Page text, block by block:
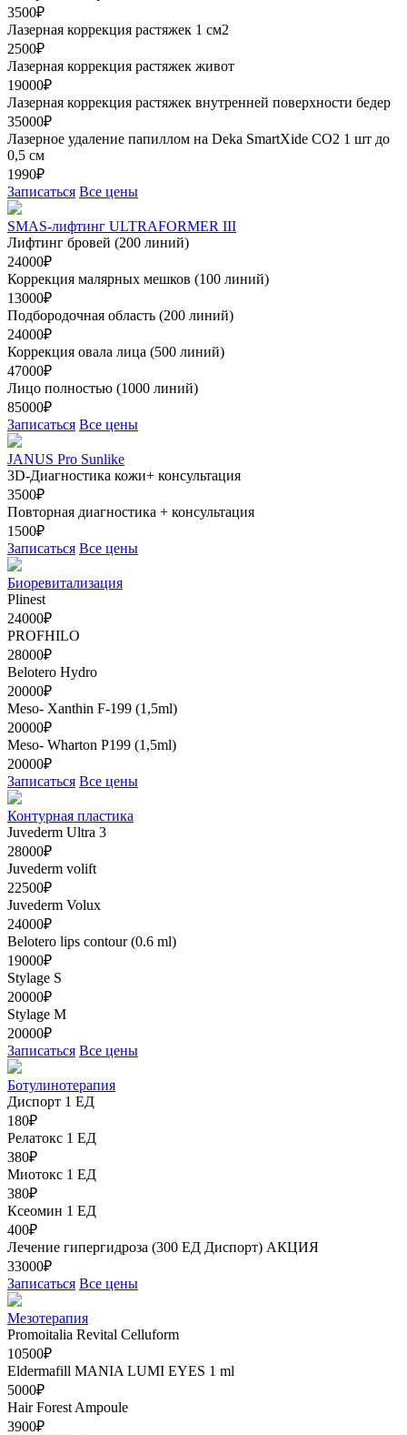
3500₽
Лазерная коррекция растяжек 1 см2
2500₽
Лазерная коррекция растяжек живот
19000₽
Лазерная коррекция растяжек внутренней поверхности бедер
35000₽
Лазерное удаление папиллом на Deka SmartXide CO2 1 шт до
0,5 см
1990₽
Записаться Все цены
SMAS-лифтинг ULTRAFORMER III
Лифтинг бровей (200 линий)
24000₽
Коррекция малярных мешков (100 линий)
13000₽
Подбородочная область (200 линий)
24000₽
Коррекция овала лица (500 линий)
47000₽
Лицо полностью (1000 линий)
85000₽
Записаться Все цены
JANUS Pro Sunlike
3D-Диагностика кожи+ консультация
3500₽
Повторная диагностика + консультация
1500₽
Записаться Все цены
Биоревитализация
Plinest
24000₽
PROFHILO
28000₽
Belotero Hydro
20000₽
Meso- Xanthin F-199 (1,5ml)
20000₽
Meso- Wharton Р199 (1,5ml)
20000₽
Записаться Все цены
Контурная пластика
Juvederm Ultra 3
28000₽
Juvederm volift
22500₽
Juvederm Volux
24000₽
Belotero lips contour (0.6 ml)
19000₽
Stylage S
20000₽
Stylage M
20000₽
Записаться Все цены
Ботулинотерапия
Диспорт 1 ЕД
180₽
Релатокс 1 ЕД
380₽
Миотокс 1 ЕД
380₽
Ксеомин 1 ЕД
400₽
Лечение гипергидроза (300 ЕД Диспорт) АКЦИЯ
33000₽
Записаться Все цены
Мезотерапия
Promoitalia Revital Celluform
10500₽
Eldermafill MANIA LUMI EYES 1 ml
5000₽
Hair Forest Ampoule
3900₽